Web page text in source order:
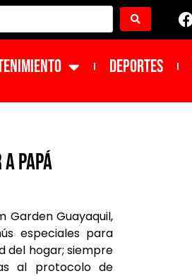
DEPORTES
Papá
Garden Guayaquil,
especiales para
del hogar; siempre
al protocolo de